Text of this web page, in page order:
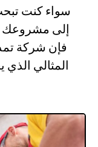
سواء كنت
إلى مشروعك
فإن شركة
المثالي الذي